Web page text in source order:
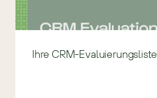
Ihre CRM-Evaluierungsliste